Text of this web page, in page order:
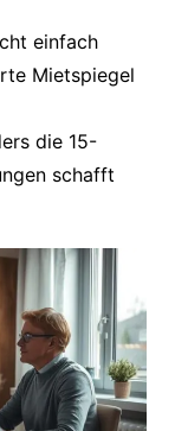
einfach
Mietspiegel
die 15-
schafft